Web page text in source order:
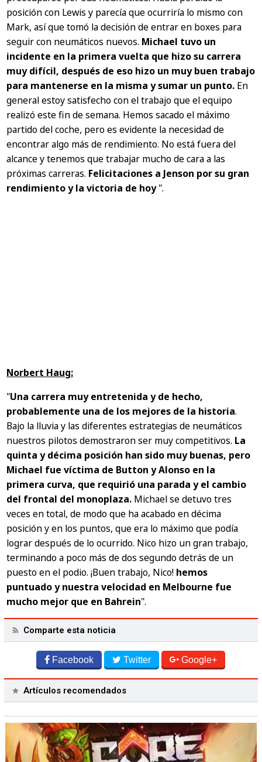
posición con Lewis y parecía que ocurriría lo mismo con
Mark, así que tomó la decisión de entrar en boxes para
seguir con neumáticos nuevos. Michael tuvo un
incidente en la primera vuelta que hizo su carrera
muy difícil, después de eso hizo un muy buen trabajo
para mantenerse en la misma y sumar un punto. En
general estoy satisfecho con el trabajo que el equipo
realizó este fin de semana. Hemos sacado el máximo
partido del coche, pero es evidente la necesidad de
encontrar algo más de rendimiento. No está fuera del
alcance y tenemos que trabajar mucho de cara a las
próximas carreras. Felicitaciones a Jenson por su gran
rendimiento y la victoria de hoy".
Norbert Haug:
"Una carrera muy entretenida y de hecho,
probablemente una de los mejores de la historia.
Bajo la lluvia y las diferentes estrategias de neumáticos
nuestros pilotos demostraron ser muy competitivos. La
quinta y décima posición han sido muy buenas, pero
Michael fue víctima de Button y Alonso en la
primera curva, que requirió una parada y el cambio
del frontal del monoplaza. Michael se detuvo tres
veces en total, de modo que ha acabado en décima
posición y en los puntos, que era lo máximo que podía
lograr después de lo ocurrido. Nico hizo un gran trabajo,
terminando a poco más de dos segundo detrás de un
puesto en el podio. ¡Buen trabajo, Nico! hemos
puntuado y nuestra velocidad en Melbourne fue
mucho mejor que en Bahrein".
Comparte esta noticia
Facebook Twitter Google+
Artículos recomendados